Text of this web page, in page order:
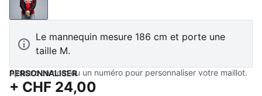
PUMA Black-For All Time Red
Le mannequin mesure 186 cm et porte une
taille M.
PERSONNALISER
Ajoutez un nom ou un numéro pour personnaliser votre maillot.
+ CHF 24,00